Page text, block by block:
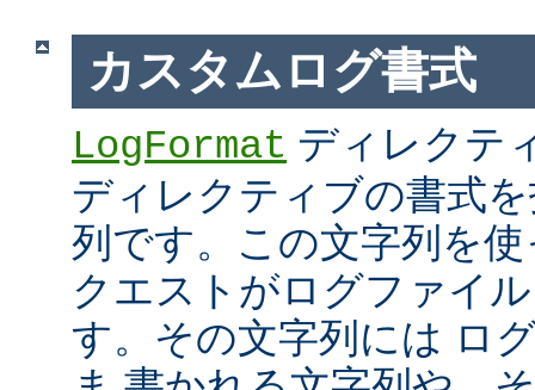
カスタムログ書式
LogFormat ディレクテ
ディレクティブの書式
列です。この文字列を
クエストがログファイ
す。その文字列には ロ